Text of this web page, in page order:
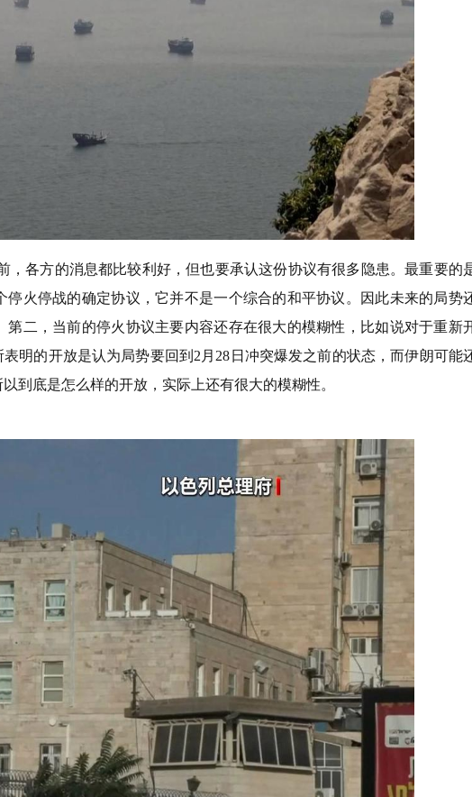
，各方的消息都比较利好，但也要承认这份协议有很多隐患。最重要的
火停战的确定协议，它并不是一个综合的和平协议。因此未来的局势
二，当前的停火协议主要内容还存在很大的模糊性，比如说对于重新
明的开放是认为局势要回到2月28日冲突爆发之前的状态，而伊朗可能
到底是怎么样的开放，实际上还有很大的模糊性。